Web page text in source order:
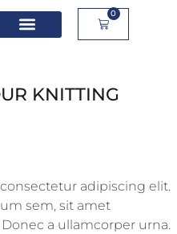
0
KNITTING
adipiscing elit.
sem, sit amet
a ullamcorper urna.